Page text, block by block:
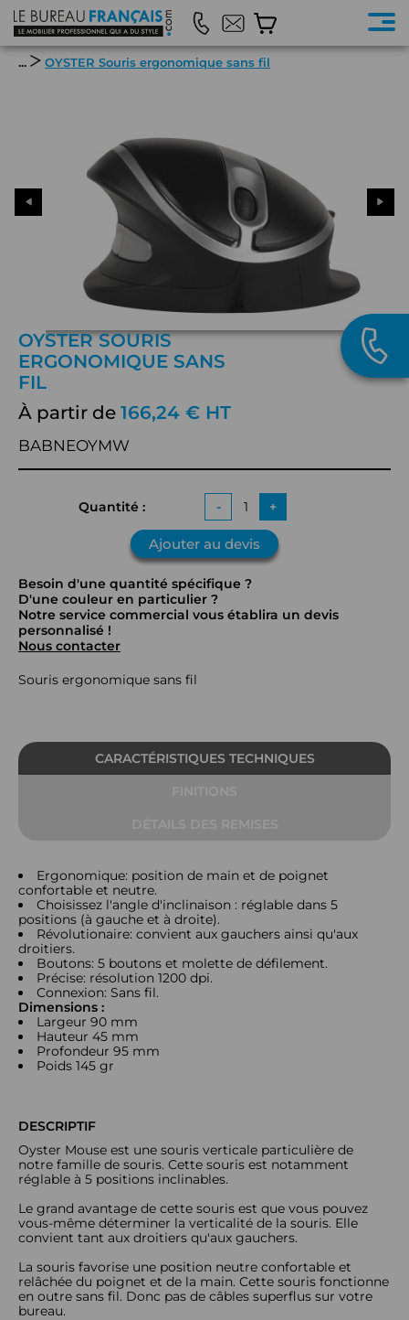
... OYSTER Souris ergonomique sans fil
OYSTER SOURIS
ERGONOMIQUE SANS
FIL
À partir de 166,24 € HT
BABNEOYMW
Quantité : - +
Ajouter au devis
Besoin d'une quantité spécifique ?
D'une couleur en particulier ?
Notre service commercial vous établira un devis
personnalisé !
Nous contacter
Souris ergonomique sans fil
CARACTÉRISTIQUES TECHNIQUES
Ergonomique: position de main et de poignet
confortable et neutre.
Choisissez l'angle d'inclinaison : réglable dans 5
positions (à gauche et à droite).
Révolutionaire: convient aux gauchers ainsi qu'aux
droitiers.
Boutons: 5 boutons et molette de défilement.
Précise: résolution 1200 dpi.
Connexion: Sans fil.
Dimensions :
Largeur 90 mm
Hauteur 45 mm
Profondeur 95 mm
Poids 145 gr
DESCRIPTIF
Oyster Mouse est une souris verticale particulière de
notre famille de souris. Cette souris est notamment
réglable à 5 positions inclinables.
Le grand avantage de cette souris est que vous pouvez
vous-même déterminer la verticalité de la souris. Elle
convient tant aux droitiers qu'aux gauchers.
La souris favorise une position neutre confortable et
relâchée du poignet et de la main. Cette souris fonctionne
en outre sans fil. Donc pas de câbles superflus sur votre
bureau.